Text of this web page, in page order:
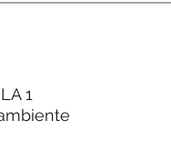
1